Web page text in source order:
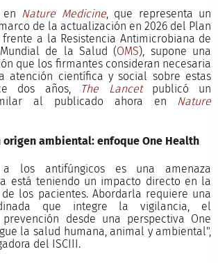
en Nature Medicine, que representa un
de la actualización en 2026 del Plan
a la Resistencia Antimicrobiana de
de la Salud (OMS), supone una
que los firmantes consideran necesaria
atención científica y social sobre estas
dos años, The Lancetpublicó un
al publicado ahora en Nature
origen ambiental: enfoque One Health
a los antifúngicos es una amenaza
está teniendo un impacto directo en la
los pacientes. Abordarla requiere una
que integre la vigilancia, el
desde una perspectiva One
la salud humana, animal y ambiental",
del ISCIII.